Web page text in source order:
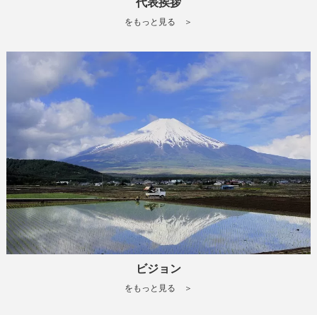
をもっと見る ＞
ビジョン
をもっと見る ＞